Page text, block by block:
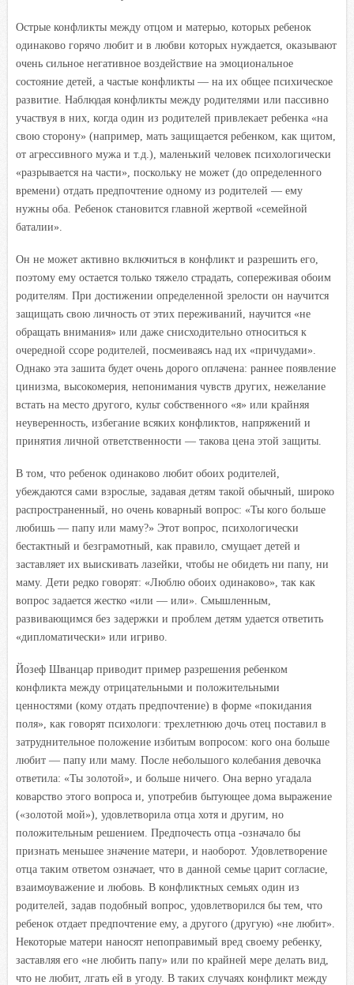
Острые конфликты между отцом и матерью, которых ребенок
одинаково горячо любит и в любви которых нуждается, оказывают
очень сильное негативное воздействие на эмоциональное
состояние детей, а частые конфликты — на их общее психическое
развитие. Наблюдая конфликты между родителями или пассивно
участвуя в них, когда один из родителей привлекает ребенка «на
свою сторону» (например, мать защищается ребенком, как щитом,
от агрессивного мужа и т.д.), маленький человек психологически
«разрывается на части», поскольку не может (до определенного
времени) отдать предпочтение одному из родителей — ему
нужны оба. Ребенок становится главной жертвой «семейной
баталии».
Он не может активно включиться в конфликт и разрешить его,
поэтому ему остается только тяжело страдать, сопереживая обоим
родителям. При достижении определенной зрелости он научится
защищать свою личность от этих переживаний, научится «не
обращать внимания» или даже снисходительно относиться к
очередной ссоре родителей, посмеиваясь над их «причудами».
Однако эта зашита будет очень дорого оплачена: раннее появление
цинизма, высокомерия, непонимания чувств других, нежелание
встать на место другого, культ собственного «я» или крайняя
неуверенность, избегание всяких конфликтов, напряжений и
принятия личной ответственности — такова цена этой защиты.
В том, что ребенок одинаково любит обоих родителей,
убеждаются сами взрослые, задавая детям такой обычный, широко
распространенный, но очень коварный вопрос: «Ты кого больше
любишь — папу или маму?» Этот вопрос, психологически
бестактный и безграмотный, как правило, смущает детей и
заставляет их выискивать лазейки, чтобы не обидеть ни папу, ни
маму. Дети редко говорят: «Люблю обоих одинаково», так как
вопрос задается жестко «или — или». Смышленным,
развивающимся без задержки и проблем детям удается ответить
«дипломатически» или игриво.
Йозеф Шванцар приводит пример разрешения ребенком
конфликта между отрицательными и положительными
ценностями (кому отдать предпочтение) в форме «покидания
поля», как говорят психологи: трехлетнюю дочь отец поставил в
затруднительное положение избитым вопросом: кого она больше
любит — папу или маму. После небольшого колебания девочка
ответила: «Ты золотой», и больше ничего. Она верно угадала
коварство этого вопроса и, употребив бытующее дома выражение
(«золотой мой»), удовлетворила отца хотя и другим, но
положительным решением. Предпочесть отца -означало бы
признать меньшее значение матери, и наоборот. Удовлетворение
отца таким ответом означает, что в данной семье царит согласие,
взаимоуважение и любовь. В конфликтных семьях один из
родителей, задав подобный вопрос, удовлетворился бы тем, что
ребенок отдает предпочтение ему, а другого (другую) «не любит».
Некоторые матери наносят непоправимый вред своему ребенку,
заставляя его «не любить папу» или по крайней мере делать вид,
что не любит, лгать ей в угоду. В таких случаях конфликт между